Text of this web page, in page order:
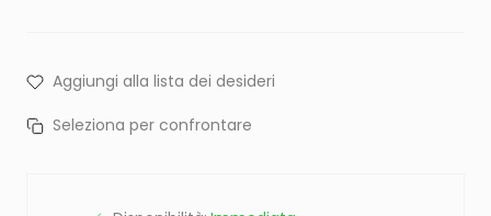
Aggiungi alla lista dei desideri
Seleziona per confrontare